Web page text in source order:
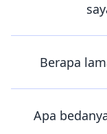
Berapa
Apa